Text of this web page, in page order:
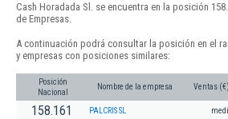
Cash Horadada Sl. se encuentra en la posición
de Empresas.
A continuación podrá consultar la posición en el
y empresas con posiciones similares:
Posición
Nacional
Nombre de la empresa Ventas (€)
158.161 PALCRIS SL